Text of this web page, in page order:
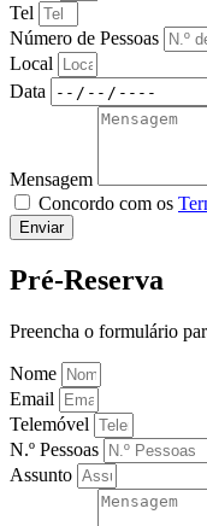
Tel
Número de Pessoas
Local
Data
Mensagem
Concordo com os
Enviar
Pré-Reserva
Preencha o formulário
Nome
Email
Telemóvel
N.º Pessoas
Assunto